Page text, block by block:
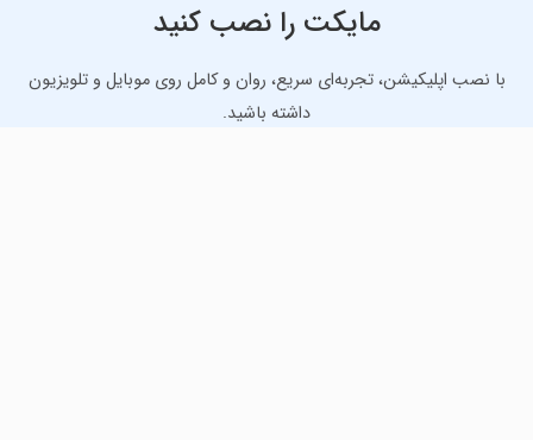
مایکت را نصب کنید
با نصب اپلیکیشن، تجربه‌ای سریع، روان و کامل روی موبایل و تلویزیون
داشته باشید.